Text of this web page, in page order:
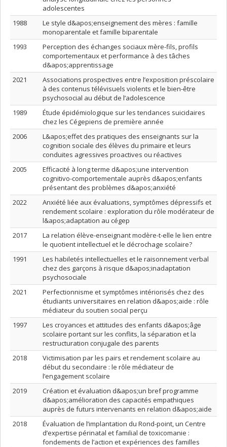
adolescentes
1988
Le style d&apos;enseignement des mères : famille
monoparentale et famille biparentale
1993
Perception des échanges sociaux mère-fils, profils
comportementaux et performance à des tâches
d&apos;apprentissage
2021
Associations prospectives entre l’exposition préscolaire
à des contenus télévisuels violents et le bien-être
psychosocial au début de l’adolescence
1989
Étude épidémiologique sur les tendances suicidaires
chez les Cégepiens de première année
2006
L&apos;effet des pratiques des enseignants sur la
cognition sociale des élèves du primaire et leurs
conduites agressives proactives ou réactives
2005
Efficacité à long terme d&apos;une intervention
cognitivo-comportementale auprès d&apos;enfants
présentant des problèmes d&apos;anxiété
2022
Anxiété liée aux évaluations, symptômes dépressifs et
rendement scolaire : exploration du rôle modérateur de
l&apos;adaptation au cégep
2017
La relation élève-enseignant modère-t-elle le lien entre
le quotient intellectuel et le décrochage scolaire?
1991
Les habiletés intellectuelles et le raisonnement verbal
chez des garçons à risque d&apos;inadaptation
psychosociale
2021
Perfectionnisme et symptômes intériorisés chez des
étudiants universitaires en relation d&apos;aide : rôle
médiateur du soutien social perçu
1997
Les croyances et attitudes des enfants d&apos;âge
scolaire portant sur les conflits, la séparation et la
restructuration conjugale des parents
2018
Victimisation par les pairs et rendement scolaire au
début du secondaire : le rôle médiateur de
l’engagement scolaire
2019
Création et évaluation d&apos;un bref programme
d&apos;amélioration des capacités empathiques
auprès de futurs intervenants en relation d&apos;aide
2018
Évaluation de l’implantation du Rond-point, un Centre
d’expertise périnatal et familial de toxicomanie :
fondements de l’action et expériences des familles